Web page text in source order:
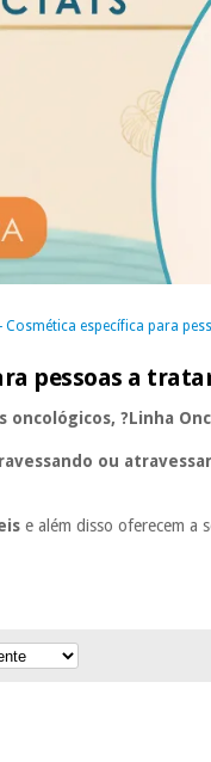
Cosmética específica para
pessoas a
?Linha
ou
e além disso oferecem a